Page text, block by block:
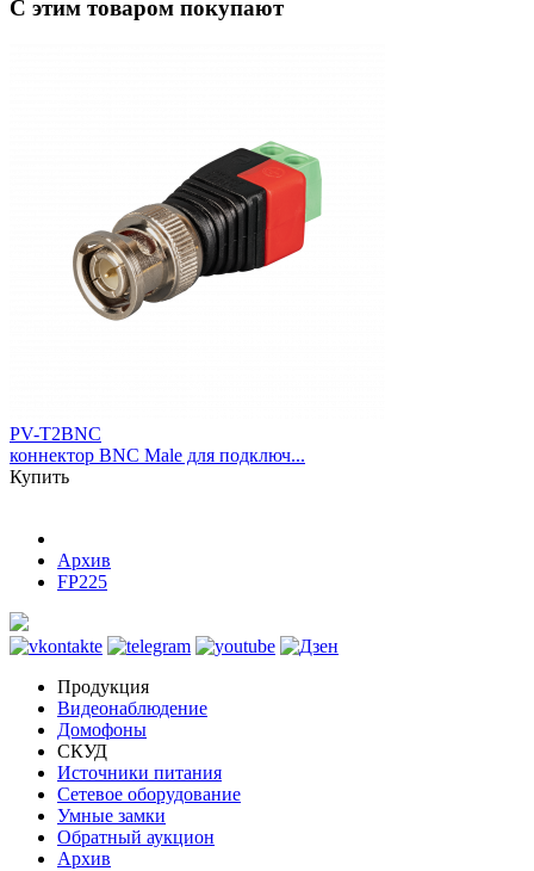
С этим товаром покупают
PV-T2BNC
коннектор BNC Male для подключ...
Купить
Архив
FP225
Продукция
Видеонаблюдение
Домофоны
СКУД
Источники питания
Сетевое оборудование
Умные замки
Обратный аукцион
Архив